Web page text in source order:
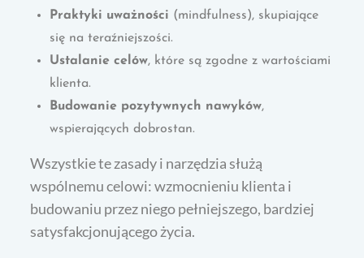
Praktyki uważności (mindfulness), skupiające
się na teraźniejszości.
Ustalanie celów, które są zgodne z wartościami
klienta.
Budowanie pozytywnych nawyków,
wspierających dobrostan.
Wszystkie te zasady i narzędzia służą
wspólnemu celowi: wzmocnieniu klienta i
budowaniu przez niego pełniejszego, bardziej
satysfakcjonującego życia.